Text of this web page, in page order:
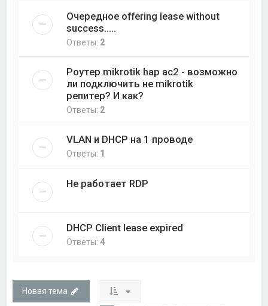
Очередное offering lease without
success.....
Ответы: 2
Роутер mikrotik hap ac2 - возможно
ли подключить не mikrotik
репитер? И как?
Ответы: 2
VLAN и DHCP на 1 проводе
Ответы: 1
Не работает RDP
DHCP Client lease expired
Ответы:4
Новая тема